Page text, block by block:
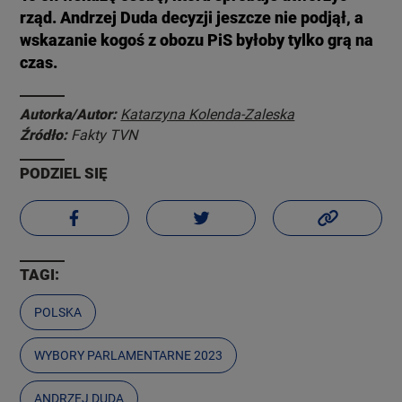
rząd. Andrzej Duda decyzji jeszcze nie podjął, a
wskazanie kogoś z obozu PiS byłoby tylko grą na
czas.
Autorka/Autor: Katarzyna Kolenda-Zaleska
Źródło: Fakty TVN
PODZIEL SIĘ
TAGI:
POLSKA
WYBORY PARLAMENTARNE 2023
ANDRZEJ DUDA